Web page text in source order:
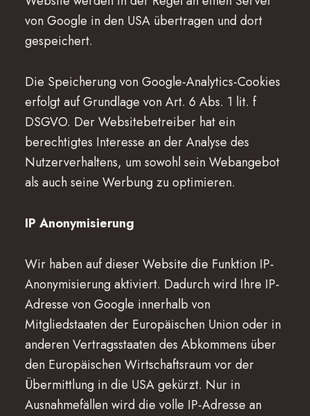
von Google in den USA übertragen und dort
gespeichert.
Die Speicherung von Google-Analytics-Cookies
erfolgt auf Grundlage von Art. 6 Abs. 1 lit. f
DSGVO. Der Websitebetreiber hat ein
berechtigtes Interesse an der Analyse des
Nutzerverhaltens, um sowohl sein Webangebot
als auch seine Werbung zu optimieren.
IP Anonymisierung
Wir haben auf dieser Website die Funktion IP-
Anonymisierung aktiviert. Dadurch wird Ihre IP-
Adresse von Google innerhalb von
Mitgliedstaaten der Europäischen Union oder in
anderen Vertragsstaaten des Abkommens über
den Europäischen Wirtschaftsraum vor der
Übermittlung in die USA gekürzt. Nur in
Ausnahmefällen wird die volle IP-Adresse an